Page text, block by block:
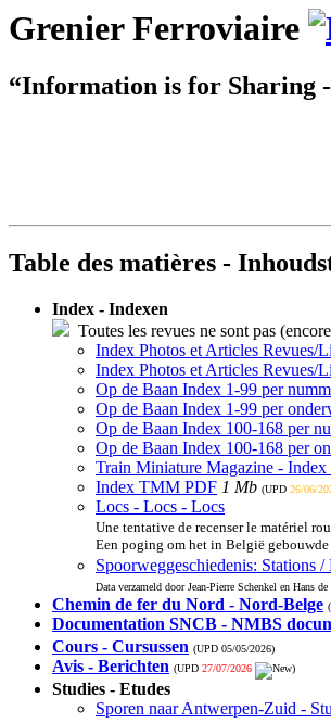
Grenier Ferroviaire
“Information is for Sharing
Table des matières -
Index - Indexen
Toutes les revues ne sont pas
Index Photos et Articles Revues/
Index Photos et Articles Revues/
Op de Baan Index 1-99 per
Op de Baan Index 1-99 per
Op de Baan Index 100-168 per
Op de Baan Index 100-168 per
Train Miniature Magazine -
Index TMM PDF 1 Mb (UPD 26/06/
Locs - Locs - Locs
Une tentative de recenser le matériel
Een poging om het in België
Spoorweggeschiedenis: Stations
Data verzameld door Jean-Pierre Schenkel en Hans de
Chemin de fer du Nord - Nord-Belge
Documentation SNCB - NMBS
Cours - Cursussen (UPD 05/05/2026)
Avis - Berichten (UPD 27/07/2026 )
Studies - Etudes
Sporen naar Antwerpen-Zuid -